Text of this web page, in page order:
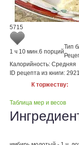
5715
1 ч 10 мин.6 порций
Тип
Калорийность: Средняя
ID рецепта из книги:
К торжеству:
Таблица мер и весов